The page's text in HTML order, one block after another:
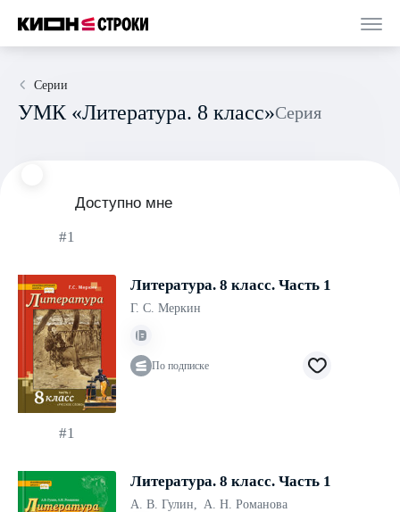
Серии
УМК «Литература. 8 класс» Серия
Доступно мне
#1
Литература. 8 класс. Часть 1
Г. С. Меркин
По подписке
#1
Литература. 8 класс. Часть 1
А. В. Гулин, А. Н. Романова